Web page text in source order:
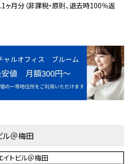
ヶ月分（非課税・原則、退去時100％返
ル＠梅田
イトビル＠梅田